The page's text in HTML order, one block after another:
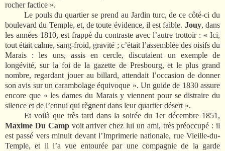
rocher factice ».
Le pouls du quartier se prend au Jardin turc, de ce côté-ci du
boulevard du Temple, et, de toute évidence, il est faible. Jouy, dans
les années 1810, est frappé du contraste avec l’autre trottoir : « Ici,
tout était calme, sang-froid, gravité ; c’était l’assemblée des oisifs du
Marais : les uns, assis en cercle, discutaient un exemple de
longévité, sur la foi de la gazette de Presbourg, et le plus grand
nombre, regardant jouer au billard, attendait l’occasion de donner
son avis sur un carambolage équivoque ». Un guide de 1830 assure
encore que « les dames du Marais y viennent pour se distraire du
silence et de l’ennui qui règnent dans leur quartier désert ».
Et voilà que très tard dans la soirée du 1er décembre 1851,
Maxime Du Campvoit arriver chez lui un ami, très préoccupé : il
est passé vers minuit devant l’Imprimerie nationale, rue Vieille-du-
Temple, et il l’a vue entourée par une compagnie de la garde